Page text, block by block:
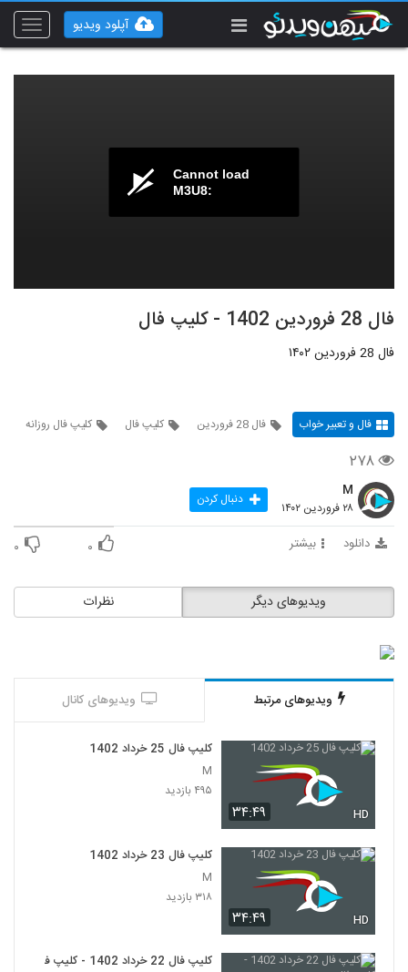
Toggle
آپلود ویدیو
Cannot load
M3U8:
فال 28 فروردین 1402 - کلیپ فال
فال 28 فروردین ۱۴۰۲
فال و تعبیر خواب فال 28 فروردین کلیپ فال کلیپ فال روزانه
۲۷۸
M
۲۸ فروردین ۱۴۰۲ دنبال کردن
دانلود بیشتر ۰ ۰
نظرات ویدیوهای دیگر
ویدیوهای مرتبط ویدیوهای کانال
۳۴:۴۹ HD
کلیپ فال 25 خرداد 1402
M
۴۹۵ بازدید
۳۴:۴۹ HD
کلیپ فال 23 خرداد 1402
M
۳۱۸ بازدید
کلیپ فال 22 خرداد 1402 - کلیپ فال